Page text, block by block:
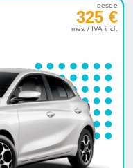
desde
325 €
mes / IVA incl.